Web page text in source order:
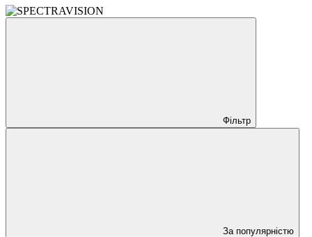
Фільтр
За популярністю